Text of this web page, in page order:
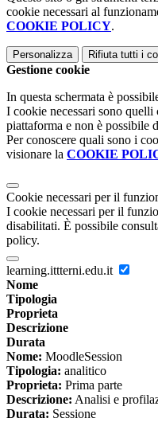
cookie necessari al
COOKIE POLICY.
Personalizza Rifiuta tutti i
Gestione cookie
In questa schermata è
I cookie necessari sono
piattaforma e non è possibile
Per conoscere quali sono i
visionare la COOKIE
Cookie necessari per il
I cookie necessari per il
disabilitati. È possibile
policy.
learning.ittterni.edu.it
Nome
Tipologia
Proprieta
Descrizione
Durata
Nome: MoodleSession
Tipologia: analitico
Proprieta: Prima parte
Descrizione: Analisi e
Durata: Sessione